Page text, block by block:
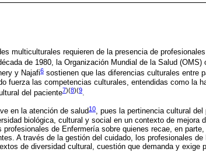
multiculturales requieren de la presencia de
de 1980, la Organización Mundial de la Salud (OMS)
y Najafi6 sostienen que las diferencias culturales entre
fuerza las competencias culturales, entendidas como la
del paciente7)(8)(9
en la atención de salud10, pues la pertinencia cultural del
biológica, cultural y social en un contexto de mejora
de Enfermería sobre quienes recae, en
A través de la gestión del cuidado, los profesionales
de diversidad cultural, cuestión que demanda y exige